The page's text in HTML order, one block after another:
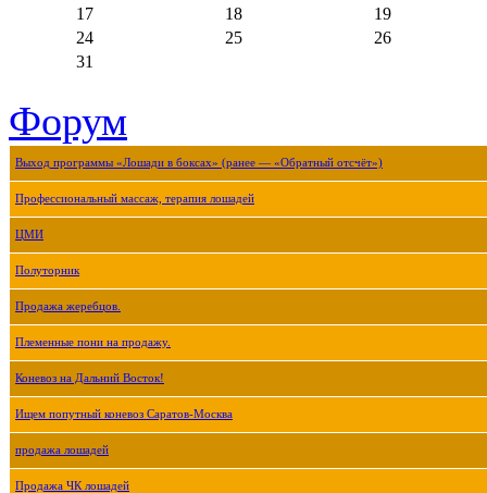
17
18
19
24
25
26
31
Форум
Выход программы «Лошади в боксах» (ранее — «Обратный отсчёт»)
Профессиональный массаж, терапия лошадей
ЦМИ
Полуторник
Продажа жеребцов.
Племенные пони на продажу.
Коневоз на Дальний Восток!
Ищем попутный коневоз Саратов-Москва
продажа лошадей
Продажа ЧК лошадей